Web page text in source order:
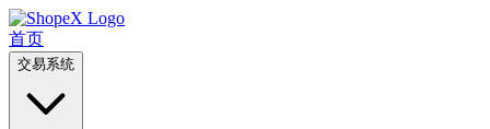
首页
交易系统